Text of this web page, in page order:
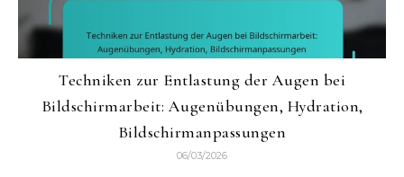
Techniken zur Entlastung der Augen bei
Bildschirmarbeit: Augenübungen, Hydration,
Bildschirmanpassungen
06/03/2026